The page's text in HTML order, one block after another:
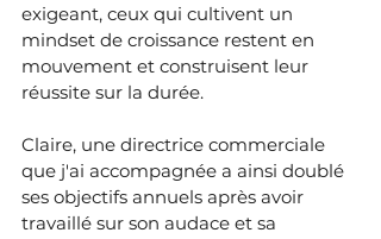
exigeant, ceux qui cultivent un
mindset de croissance restent en
mouvement et construisent leur
réussite sur la durée.
Claire, une directrice commerciale
que j'ai accompagnée a ainsi doublé
ses objectifs annuels après avoir
travaillé sur son audace et sa